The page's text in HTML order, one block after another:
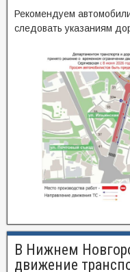
Рекомендуем
следовать указаниям
В Нижнем
движение